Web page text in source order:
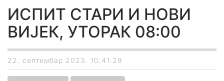
ИСПИТ СТАРИ И НОВИ
ВИЈЕК, УТОРАК 08:00
22. септембар 2023. 10:41:29